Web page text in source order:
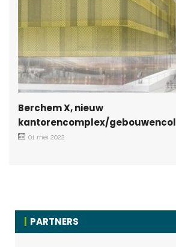
Berchem X, nieuw
kantorencomplex/
01 mei 2022
PARTNERS